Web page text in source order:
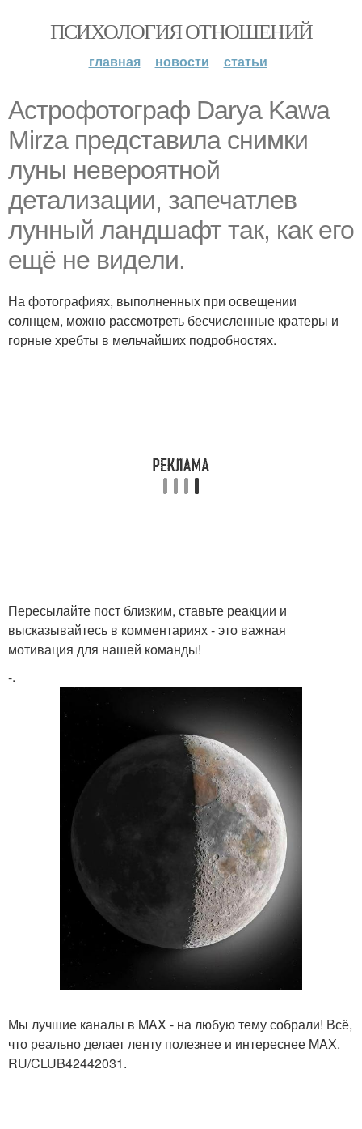
ПСИХОЛОГИЯ ОТНОШЕНИЙ
главная новости статьи
Астрофотограф Darya Kawa
Mirza представила снимки
луны невероятной
детализации, запечатлев
лунный ландшафт так, как его
ещё не видели.
На фотографиях, выполненных при освещении
солнцем, можно рассмотреть бесчисленные кратеры и
горные хребты в мельчайших подробностях.
Пересылайте пост близким, ставьте реакции и
высказывайтесь в комментариях - это важная
мотивация для нашей команды!
-.
Мы лучшие каналы в MAX - на любую тему собрали! Всё,
что реально делает ленту полезнее и интереснее MAX.
RU/CLUB42442031.